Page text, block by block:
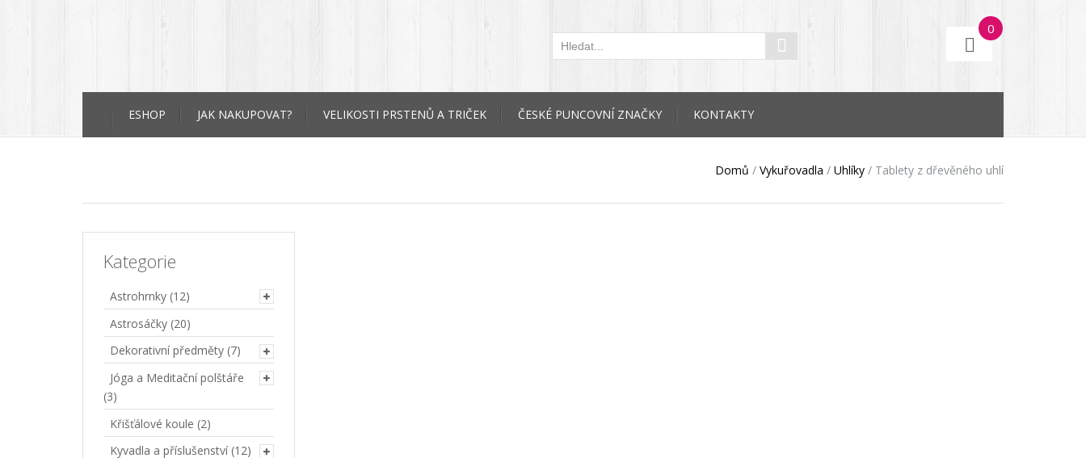
0
content
ESHOP JAK NAKUPOVAT? VELIKOSTI PRSTENŮ A TRIČEK ČESKÉ PUNCOVNÍ ZNAČKY KONTAKTY
Domů / Vykuřovadla / Uhlíky / Tablety z dřevěného uhlí
Kategorie
Astrohrnky (12)
Astrosáčky (20)
Dekorativní předměty (7)
Jóga a Meditační polštáře
(3)
Křišťálové koule (2)
Kyvadla a příslušenství (12)